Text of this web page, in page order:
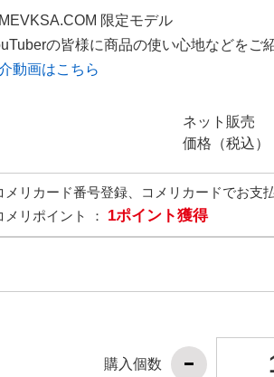
限定モデル
の皆様に商品の使い心地などをご
動画はこちら
ネット販売
価格（税込）
メリカード番号登録、コメリカードでお支
メリポイント ： 1ポイント獲得
購入個数